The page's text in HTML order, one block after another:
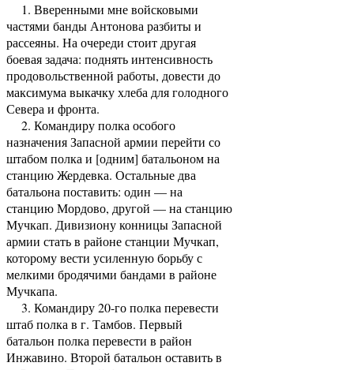
1. Вверенными мне войсковыми
частями банды Антонова разбиты и
рассеяны. На очереди стоит другая
боевая задача: поднять интенсивность
продовольственной работы, довести до
максимума выкачку хлеба для голодного
Севера и фронта.
2. Командиру полка особого
назначения Запасной армии перейти со
штабом полка и [одним] батальоном на
станцию Жердевка. Остальные два
батальона поставить: один — на
станцию Мордово, другой — на станцию
Мучкап. Дивизиону конницы Запасной
армии стать в районе станции Мучкап,
которому вести усиленную борьбу с
мелкими бродячими бандами в районе
Мучкапа.
3. Командиру 20-го полка перевести
штаб полка в г. Тамбов. Первый
батальон полка перевести в район
Инжавино. Второй батальон оставить в